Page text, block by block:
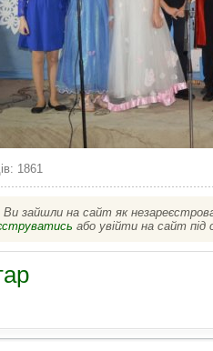
1861
Ви зайшли на сайт як
або увійти на сайт під